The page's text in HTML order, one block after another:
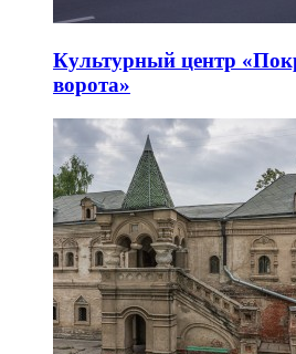
Культурный центр
ворота»